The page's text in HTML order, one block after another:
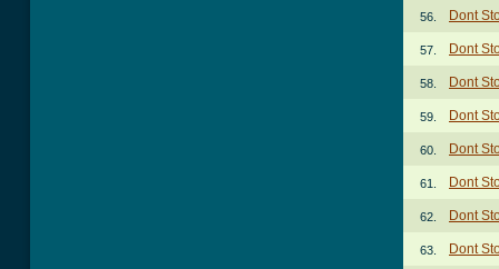
56. Dont
57. Dont
58. Dont
59. Dont
60. Dont
61. Dont
62. Dont
63. Dont